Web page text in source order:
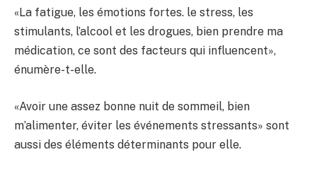
«La fatigue, les émotions fortes. le stress, les
stimulants, l’alcool et les drogues, bien prendre ma
médication, ce sont des facteurs qui influencent»,
énumère-t-elle.
«Avoir une assez bonne nuit de sommeil, bien
m’alimenter, éviter les événements stressants» sont
aussi des éléments déterminants pour elle.